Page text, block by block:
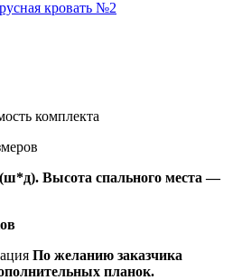
комплекта
(ш*д). Высота спального места —
По желанию заказчика
планок.